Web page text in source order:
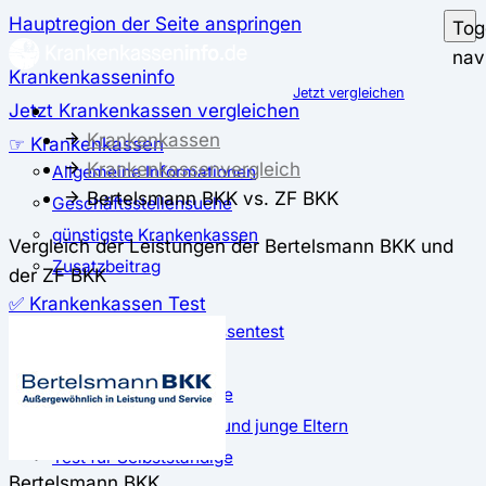
Hauptregion der Seite anspringen
Krankenkasseninfo
Jetzt Krankenkassen vergleichen
☞ Krankenkassen
Allgemeine Informationen
Geschäftsstellensuche
günstigste Krankenkassen
Zusatzbeitrag
✅ Krankenkassen Test
Der große Krankenkassentest
Test für Auszubildende
Test für Schwangere und junge Eltern
Test für Selbstständige
Jetzt vergleichen
Krankenkassen
Krankenkassenvergleich
Bertelsmann BKK vs. ZF BKK
Vergleich der Leistungen der Bertelsmann BKK und
der ZF BKK